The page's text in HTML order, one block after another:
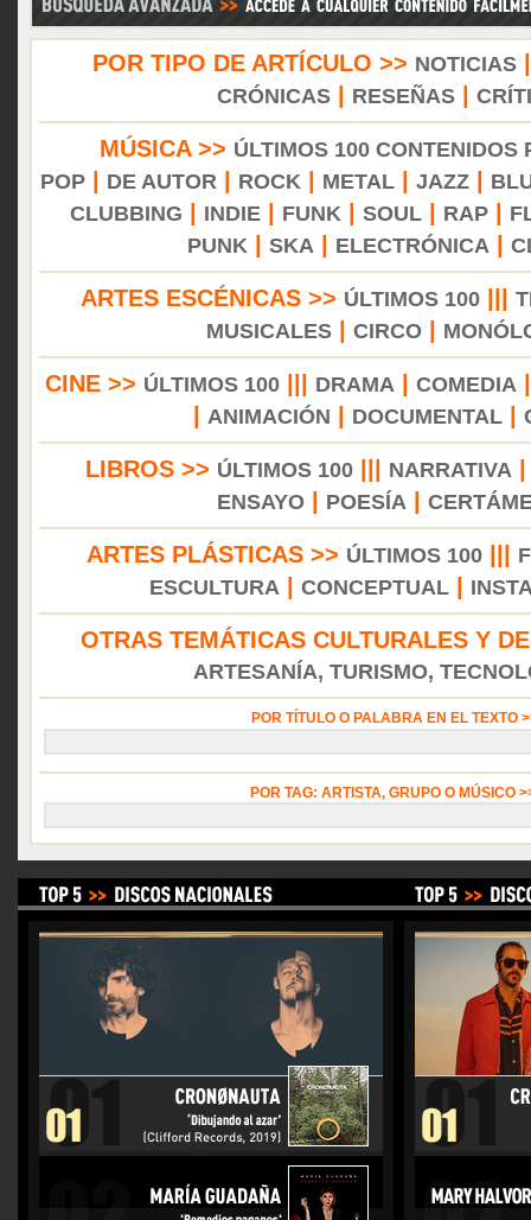
POR TIPO DE ARTÍCULO >> NOTICIAS
CRÓNICAS| RESEÑAS|
MÚSICA >> ÚLTIMOS 100 CONTENIDOS
POP| DE AUTOR ROCK METAL| JAZZ|
CLUBBING
INDIE| FUNK SOUL| RAP|
PUNK
SKA ELECTRÓNICA
ARTES ESCÉNICAS >> ÚLTIMOS 100
MUSICALES
CIRCO
CINE >> ÚLTIMOS 100||| DRAMA COMEDIA
ANIMACIÓN DOCUMENTAL|
LIBROS >> ÚLTIMOS 100 NARRATIVA
ENSAYO| POESÍA
ARTES PLÁSTICAS >> ÚLTIMOS 100|||
ESCULTURA
CONCEPTUAL
OTRAS TEMÁTICAS CULTURALES Y
ARTESANÍA, TURISMO,
POR TÍTULO O PALABRA EN EL TEXTO
POR TAG: ARTISTA, GRUPO O MÚSICO